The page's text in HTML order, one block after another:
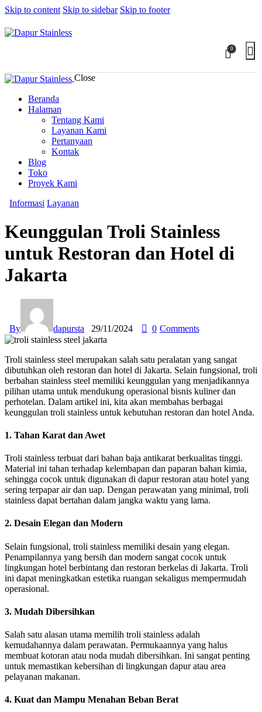
Skip to content Skip to sidebar Skip to footer
0
Close
Beranda
Halaman
Tentang Kami
Layanan Kami
Pertanyaan
Kontak
Blog
Toko
Proyek Kami
Informasi Layanan
Keunggulan Troli Stainless
untuk Restoran dan Hotel di
Jakarta
By dapursta 29/11/2024 0 Comments
Troli stainless steel merupakan salah satu peralatan yang sangat
dibutuhkan oleh restoran dan hotel di Jakarta. Selain fungsional, troli
berbahan stainless steel memiliki keunggulan yang menjadikannya
pilihan utama untuk mendukung operasional bisnis kuliner dan
perhotelan. Dalam artikel ini, kita akan membahas berbagai
keunggulan troli stainless untuk kebutuhan restoran dan hotel Anda.
1. Tahan Karat dan Awet
Troli stainless terbuat dari bahan baja antikarat berkualitas tinggi.
Material ini tahan terhadap kelembapan dan paparan bahan kimia,
sehingga cocok untuk digunakan di dapur restoran atau hotel yang
sering terpapar air dan uap. Dengan perawatan yang minimal, troli
stainless dapat bertahan dalam jangka waktu yang lama.
2. Desain Elegan dan Modern
Selain fungsional, troli stainless memiliki desain yang elegan.
Penampilannya yang bersih dan modern sangat cocok untuk
lingkungan hotel berbintang dan restoran berkelas di Jakarta. Troli
ini dapat meningkatkan estetika ruangan sekaligus mempermudah
operasional.
3. Mudah Dibersihkan
Salah satu alasan utama memilih troli stainless adalah
kemudahannya dalam perawatan. Permukaannya yang halus
membuat kotoran atau noda mudah dibersihkan. Ini sangat penting
untuk memastikan kebersihan di lingkungan dapur atau area
pelayanan makanan.
4. Kuat dan Mampu Menahan Beban Berat